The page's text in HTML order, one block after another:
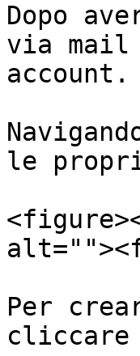
Dopo
via mail
account.
le
Per